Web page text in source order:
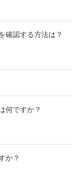
確認する方法は？
何ですか？
か？